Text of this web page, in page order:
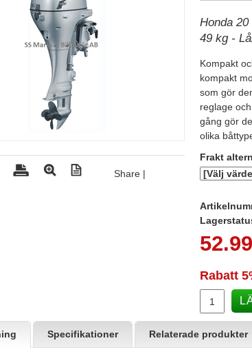
Share |
Honda
49 kg -
Kompakt
kompakt
som gör
reglage
gång gör
olika
Frakt
Rabatt
Specifikationer Relaterade produkter